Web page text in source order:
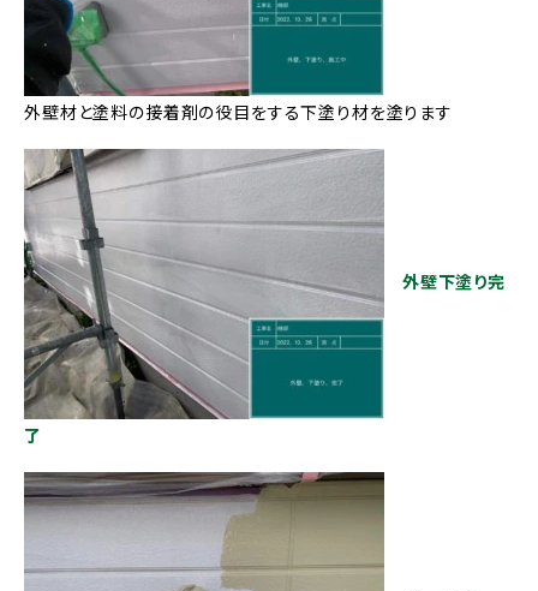
外壁材と塗料の接着剤の役目をする下塗り材を塗ります
外壁下塗り完
了